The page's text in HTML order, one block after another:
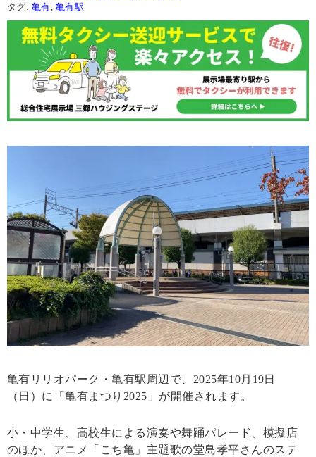
タグ: 亀有 亀有駅
亀有リリオパーク・亀有駅周辺で、2025年10月19日
（日）に「亀有まつり2025」が開催されます。
小・中学生、高校生による演奏や舞踊パレード、模擬店
のほか、アニメ「こち亀」主題歌の堂島孝平さんのステ